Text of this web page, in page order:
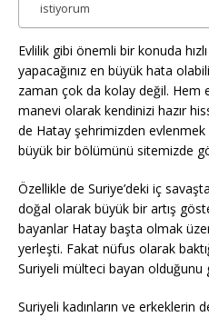
istiyorum
Evlilik gibi önemli bir konuda
yapacağınız en büyük hata
zaman çok da kolay değil. Hem
manevi olarak kendinizi hazır
de Hatay şehrimizden
büyük bir bölümünü sitemizde
Özellikle de Suriye’deki iç
doğal olarak büyük bir artış
bayanlar Hatay başta olmak
yerleşti. Fakat nüfus olarak
Suriyeli mülteci bayan olduğunu
Suriyeli kadınların ve erkeklerin